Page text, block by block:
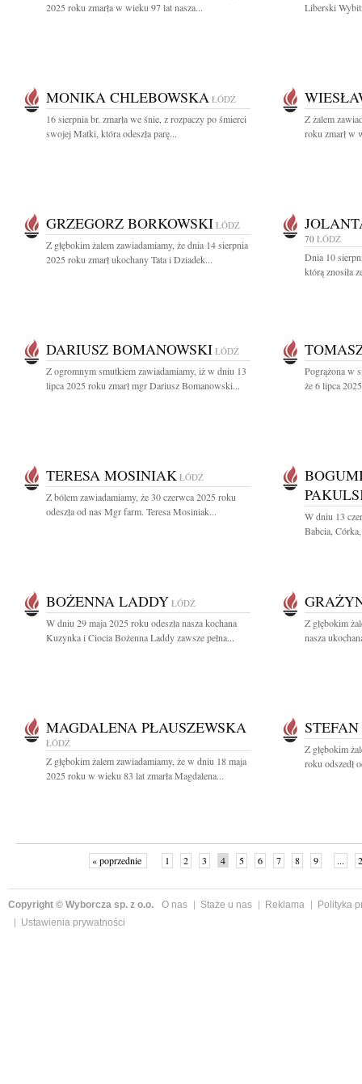
2025 roku zmarła w wieku 97 lat nasza...
Liberski
MONIKA CHLEBOWSKA ŁÓDŹ
16 sierpnia br. zmarła we śnie, z rozpaczy po śmierci
swojej Matki, która odeszła parę...
Z żalem
roku zmarł w
GRZEGORZ BORKOWSKI ŁÓDŹ
Z głębokim żalem zawiadamiamy, że dnia 14 sierpnia
2025 roku zmarł ukochany Tata i Dziadek...
70 ŁÓDŹ
Dnia 10
którą znosiła
DARIUSZ BOMANOWSKI ŁÓDŹ
Z ogromnym smutkiem zawiadamiamy, iż w dniu 13
lipca 2025 roku zmarł mgr Dariusz Bomanowski...
Pogrążona w
że 6 lipca
TERESA MOSINIAK ŁÓDŹ
Z bólem zawiadamiamy, że 30 czerwca 2025 roku
odeszła od nas Mgr farm. Teresa Mosiniak...
W dniu 13
Babcia,
BOŻENNA LADDY ŁÓDŹ
W dniu 29 maja 2025 roku odeszła nasza kochana
Kuzynka i Ciocia Bożenna Laddy zawsze pełna...
Z głębokim
nasza
MAGDALENA PŁAUSZEWSKA
ŁÓDŹ
Z głębokim żalem zawiadamiamy, że w dniu 18 maja
2025 roku w wieku 83 lat zmarła Magdalena...
Z głębokim
roku odszedł
« poprzednie 1 2 3 4 5 6 7 8 9 ...
Copyright © Wyborcza sp. z o.o. O nas Staże u nas Reklama
Polityka
Ustawienia prywatności